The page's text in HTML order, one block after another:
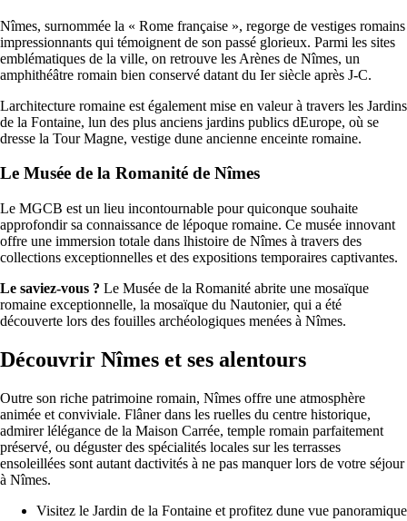
Nîmes, surnommée la « Rome française », regorge de vestiges romains
impressionnants qui témoignent de son passé glorieux. Parmi les sites
emblématiques de la ville, on retrouve les Arènes de Nîmes, un
amphithéâtre romain bien conservé datant du Ier siècle après J-C.
Larchitecture romaine est également mise en valeur à travers les Jardins
de la Fontaine, lun des plus anciens jardins publics dEurope, où se
dresse la Tour Magne, vestige dune ancienne enceinte romaine.
Le Musée de la Romanité de Nîmes
Le MGCB est un lieu incontournable pour quiconque souhaite
approfondir sa connaissance de lépoque romaine. Ce musée innovant
offre une immersion totale dans lhistoire de Nîmes à travers des
collections exceptionnelles et des expositions temporaires captivantes.
Le saviez-vous ? Le Musée de la Romanité abrite une mosaïque
romaine exceptionnelle, la mosaïque du Nautonier, qui a été
découverte lors des fouilles archéologiques menées à Nîmes.
Découvrir Nîmes et ses alentours
Outre son riche patrimoine romain, Nîmes offre une atmosphère
animée et conviviale. Flâner dans les ruelles du centre historique,
admirer lélégance de la Maison Carrée, temple romain parfaitement
préservé, ou déguster des spécialités locales sur les terrasses
ensoleillées sont autant dactivités à ne pas manquer lors de votre séjour
à Nîmes.
Visitez le Jardin de la Fontaine et profitez dune vue panoramique